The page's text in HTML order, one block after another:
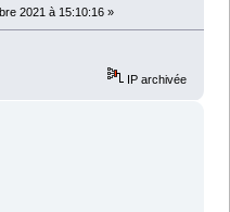
2021 à 15:10:16 »
IP archivée